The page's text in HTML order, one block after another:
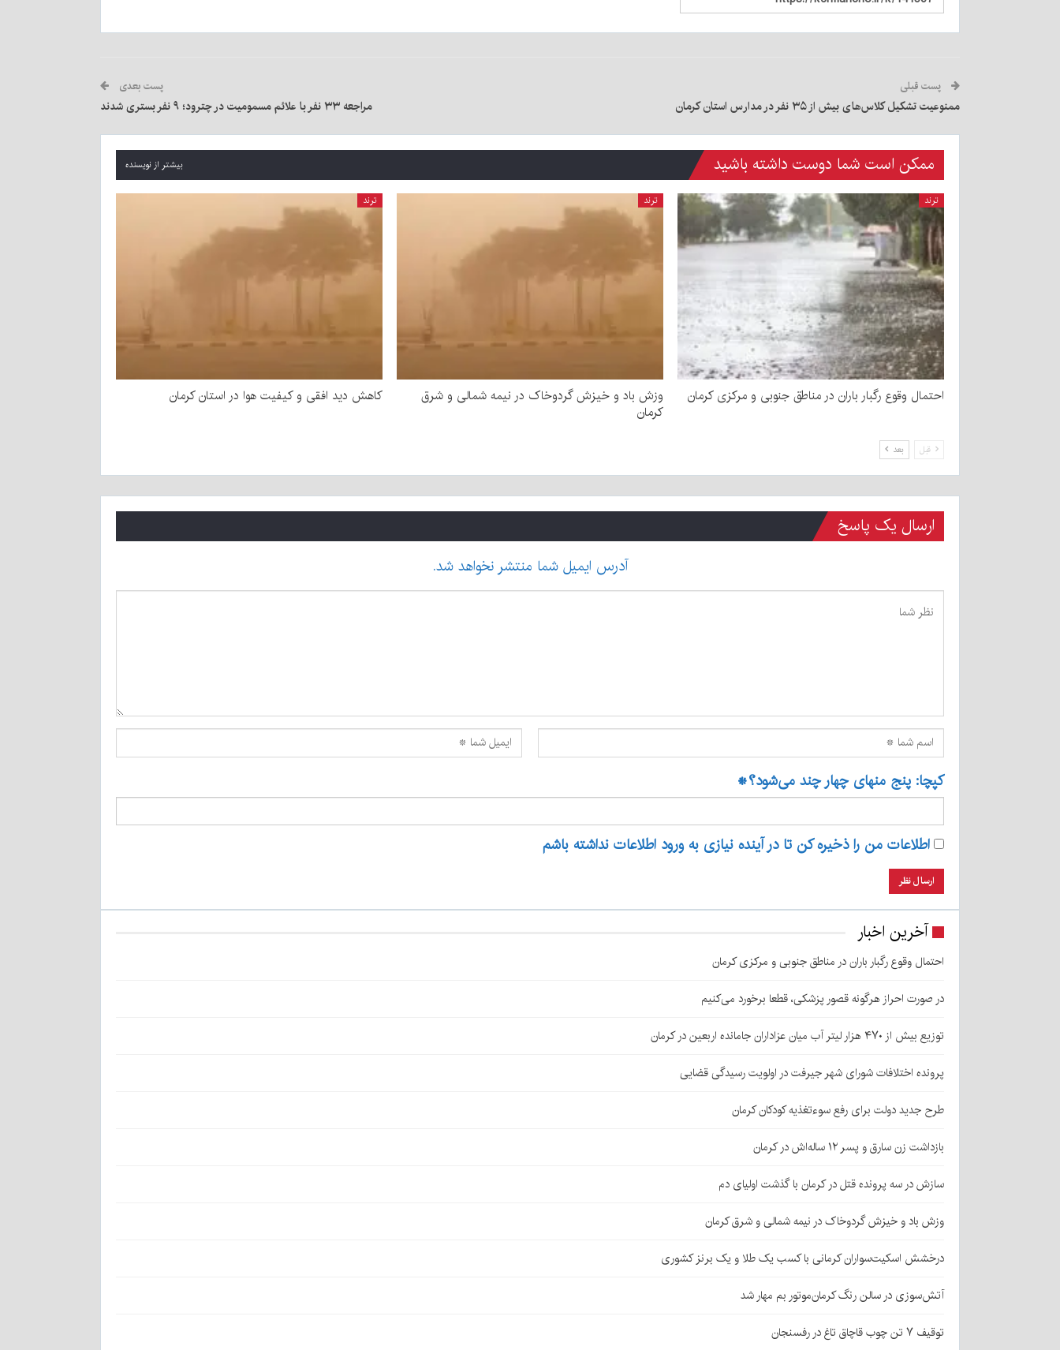
پست قبلی
ممنوعیت تشکیل کلاس‌های بیش از ۳۵ نفر در مدارس استان کرمان
پست بعدی
مراجعه ۳۳ نفر با علائم مسمومیت در چترود؛ ۹ نفر بستری شدند
ممکن است شما دوست داشته باشید بیشتر از نویسنده
ترند
احتمال وقوع رگبار باران در مناطق جنوبی و مرکزی کرمان
ترند
وزش باد و خیزش گردوخاک در نیمه شمالی و شرق
کرمان
ترند
کاهش دید افقی و کیفیت هوا در استان کرمان
قبل بعد
ارسال یک پاسخ
آدرس ایمیل شما منتشر نخواهد شد.
کپچا: پنج منهای چهار چند می‌شود؟*
اطلاعات من را ذخیره کن تا در آینده نیازی به ورود اطلاعات نداشته باشم
آخرین اخبار
احتمال وقوع رگبار باران در مناطق جنوبی و مرکزی کرمان
در صورت احراز هرگونه قصور پزشکی، قطعا برخورد می‌کنیم
توزیع بیش از ۴۷۰ هزار لیتر آب میان عزاداران جامانده اربعین در کرمان
پرونده اختلافات شورای شهر جیرفت در اولویت رسیدگی قضایی
طرح جدید دولت برای رفع سوءتغذیه کودکان کرمان
بازداشت زن سارق و پسر ۱۲ ساله‌اش در کرمان
سازش در سه پرونده قتل در کرمان با گذشت اولیای دم
وزش باد و خیزش گردوخاک در نیمه شمالی و شرق کرمان
درخشش اسکیت‌سواران کرمانی با کسب یک طلا و یک برنز کشوری
آتش‌سوزی در سالن رنگ کرمان‌موتور بم مهار شد
توقیف ۷ تن چوب قاچاق تاغ در رفسنجان